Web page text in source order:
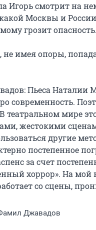
Игорь смотрит на
Москвы и
грозит опасность.
имея опоры,
Пьеса Наталии
современность.
театральном мире
жестокими
другие
постепенное
за счет
хоррор». На мой
со сцены,
Джавадов